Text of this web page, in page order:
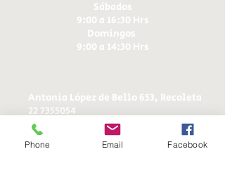
Sábados
9:00 a 16:30 Hrs
Domingos
9:00 a 14:30 Hrs
Antonia López de Bello 653, Recoleta
22 7355054
22 7375725
+56 9 75224598
ducereposteria@gmail.com
Phone Email Facebook